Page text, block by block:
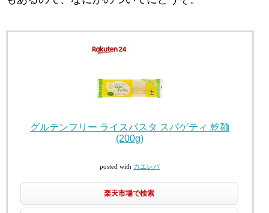
グルテンフリー ライスパスタ スパゲティ 乾麺
(200g)
posted with カエレバ
楽天市場で検索